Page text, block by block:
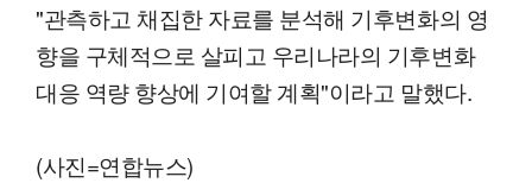
"관측하고 채집한 자료를 분석해 기후변화의 영
향을 구체적으로 살피고 우리나라의 기후변화
대응 역량 향상에 기여할 계획"이라고 말했다.
(사진=연합뉴스)